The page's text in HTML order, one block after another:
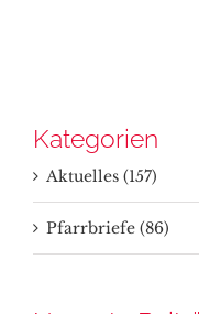
Kategorien
Aktuelles (157)
Pfarrbriefe (86)